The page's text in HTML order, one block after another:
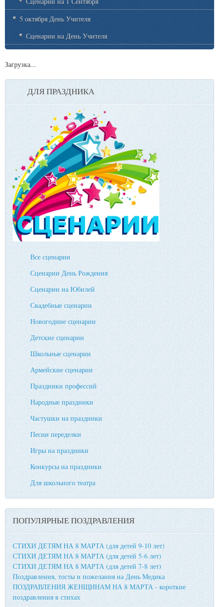
5 октября День Учителя
Сценарии на День Учителя
Загрузка...
ДЛЯ ПРАЗДНИКА
Все сценарии
Сценарии День Рождения
Сценарии на Юбилей
Свадебные сценарии
Новогодние сценарии
Детские сценарии
Школьные сценарии
Армейские сценарии
Праздники профессий
Народные праздники
Частушки на праздники
Песни переделки
Игры на праздники
Конкурсы на праздники
Для школьного театра
ПОПУЛЯРНЫЕ ПОЗДРАВЛЕНИЯ
СТИХИ ДЕТЯМ НА 8 МАРТА (для детей 9-10 лет)
СТИХИ ДЕТЯМ НА 8 МАРТА (для детей 5-6 лет)
СТИХИ ДЕТЯМ НА 8 МАРТА (для детей 7-8 лет)
Поздравления, тосты и пожелания на День Медика
ПОЗДРАВЛЕНИЯ ЖЕНЩИНАМ НА 8 МАРТА - короткие
поздравления в стихах